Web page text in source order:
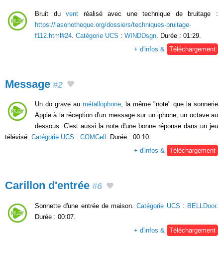
Bruit duvent réalisé avec une technique de bruitage :
https://lasonotheque.org/dossiers/techniques-bruitage-
f112.html#24 Catégorie UCS : WINDDsgn . Durée : 01:29.
+ d'infos &
Téléchargement
Message #2
Un do grave au métallophone, la même "note" que la sonnerie
Apple à la réception d'un message sur un iphone, un octave au
dessous. C'est aussi la note d'une bonne réponse dans un jeu
télévisé. Catégorie UCS : COMCell . Durée : 00:10.
+ d'infos & Téléchargement
Carillon d'entrée #6
Sonnette d'une entrée de maison.Catégorie UCS : BELLDoor.
Durée : 00:07.
+ d'infos &
Téléchargement